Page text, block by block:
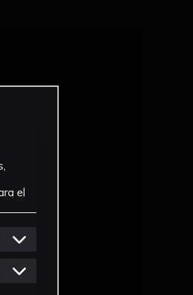
el
cookies de Personalizacion